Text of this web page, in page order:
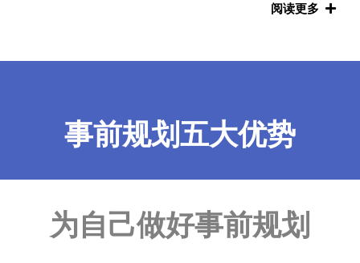
阅读更多
事前规划五大优势
为自己做好事前规划